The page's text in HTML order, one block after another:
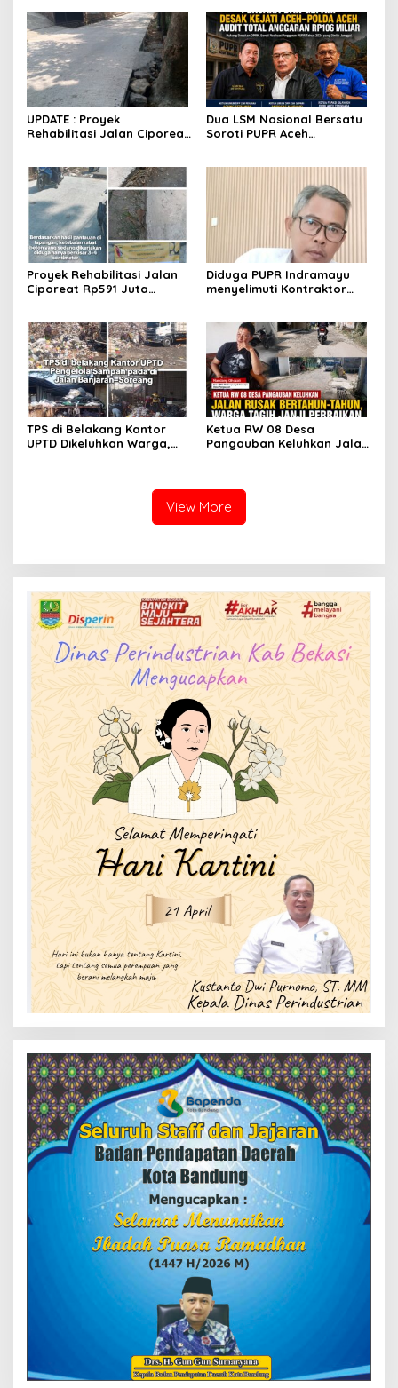
UPDATE : Proyek
Rehabilitasi Jalan Ciporeat
Capai 20–25 Cm
Dua LSM Nasional Bersatu
Soroti PUPR Aceh
Anggaran Rp106 Miliar
Proyek Rehabilitasi Jalan
Ciporeat Rp591 Juta
Pelaksana Belum Berikan
Penjelasan
Diduga PUPR Indramayu
menyelimuti Kontraktor
Pengaduan
TPS di Belakang Kantor
UPTD Dikeluhkan Warga,
Ketua RW 08 Desa
Pangauban Keluhkan Jalan
Perbaikan
View More